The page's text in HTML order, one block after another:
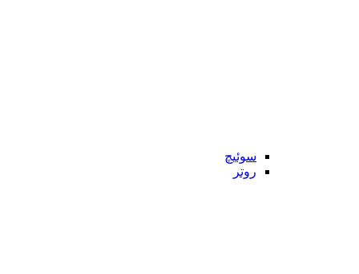
سوئیچ
روتر